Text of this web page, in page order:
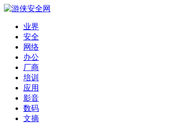
业界
安全
网络
办公
厂商
培训
应用
影音
数码
文摘